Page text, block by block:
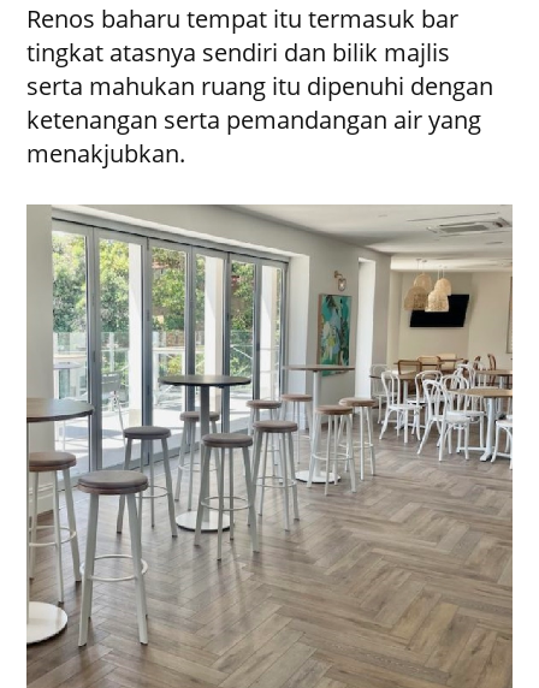
Renos baharu tempat itu termasuk bar
tingkat atasnya sendiri dan bilik majlis
serta mahukan ruang itu dipenuhi dengan
ketenangan serta pemandangan air yang
menakjubkan.